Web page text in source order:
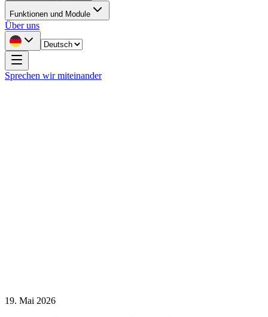
Funktionen und Module
Über uns
Sprechen wir miteinander
19. Mai 2026